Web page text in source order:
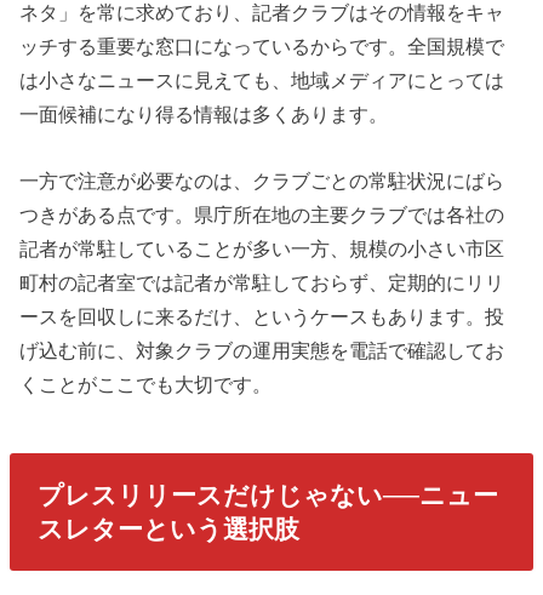
ネタ」を常に求めており、記者クラブはその情報をキャ
ッチする重要な窓口になっているからです。全国規模で
は小さなニュースに見えても、地域メディアにとっては
一面候補になり得る情報は多くあります。
一方で注意が必要なのは、クラブごとの常駐状況にばら
つきがある点です。県庁所在地の主要クラブでは各社の
記者が常駐していることが多い一方、規模の小さい市区
町村の記者室では記者が常駐しておらず、定期的にリリ
ースを回収しに来るだけ、というケースもあります。投
げ込む前に、対象クラブの運用実態を電話で確認してお
くことがここでも大切です。
プレスリリースだけじゃない──ニュー
スレターという選択肢